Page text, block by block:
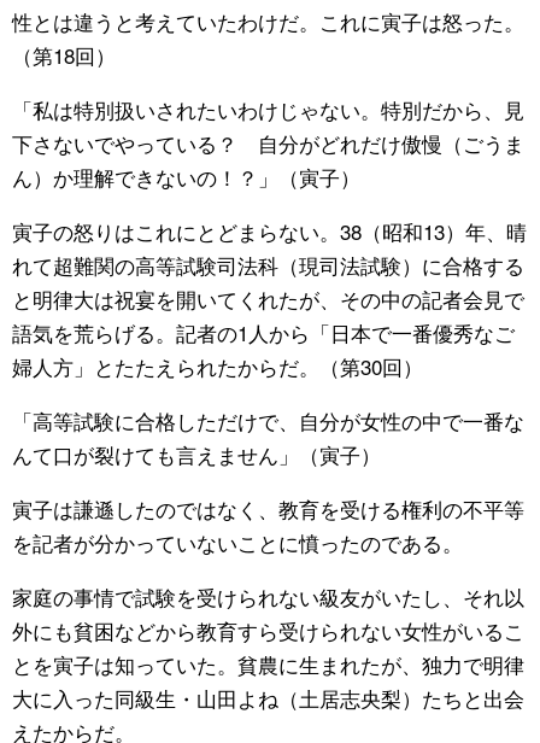
性とは違うと考えていたわけだ。これに寅子は怒った。
（第18回）
「私は特別扱いされたいわけじゃない。特別だから、見
下さないでやっている？ 自分がどれだけ傲慢（ごうま
ん）か理解できないの！？」（寅子）
寅子の怒りはこれにとどまらない。38（昭和13）年、晴
れて超難関の高等試験司法科（現司法試験）に合格する
と明律大は祝宴を開いてくれたが、その中の記者会見で
語気を荒らげる。記者の1人から「日本で一番優秀なご
婦人方」とたたえられたからだ。（第30回）
「高等試験に合格しただけで、自分が女性の中で一番な
んて口が裂けても言えません」（寅子）
寅子は謙遜したのではなく、教育を受ける権利の不平等
を記者が分かっていないことに憤ったのである。
家庭の事情で試験を受けられない級友がいたし、それ以
外にも貧困などから教育すら受けられない女性がいるこ
とを寅子は知っていた。貧農に生まれたが、独力で明律
大に入った同級生・山田よね（土居志央梨）たちと出会
えたからだ。